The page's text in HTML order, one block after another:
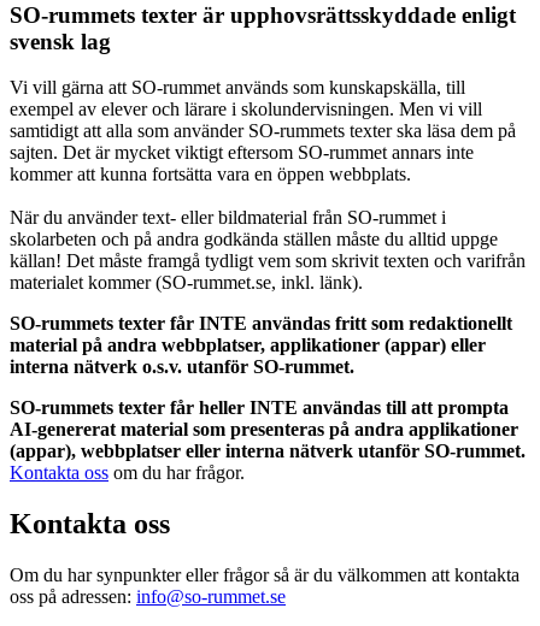
SO-rummets texter är upphovsrättsskyddade enligt
svensk lag
Vi vill gärna att SO-rummet används som kunskapskälla, till
exempel av elever och lärare i skolundervisningen. Men vi vill
samtidigt att alla som använder SO-rummets texter ska läsa dem på
sajten. Det är mycket viktigt eftersom SO-rummet annars inte
kommer att kunna fortsätta vara en öppen webbplats.
När du använder text- eller bildmaterial från SO-rummet i
skolarbeten och på andra godkända ställen måste du alltid uppge
källan! Det måste framgå tydligt vem som skrivit texten och varifrån
materialet kommer (SO-rummet.se, inkl. länk).
SO-rummets texter får INTE användas fritt som redaktionellt
material på andra webbplatser, applikationer (appar) eller
interna nätverk o.s.v. utanför SO-rummet.
SO-rummets texter får heller INTE användas till att prompta
AI-genererat material som presenteras på andra applikationer
(appar), webbplatser eller interna nätverk utanför SO-rummet.
Kontakta oss om du har frågor.
Kontakta oss
Om du har synpunkter eller frågor så är du välkommen att kontakta
oss på adressen: info@so-rummet.se